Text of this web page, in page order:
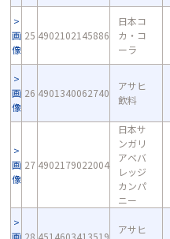
画
像
25 4902102145886
日本コ
カ・コ
ーラ
画
像
26 4901340062740
アサヒ
飲料
画
像
27 4902179022004
日本サ
ンガリ
アベバ
レッジ
カンパ
ニー
画 28 4514603413519
アサヒ